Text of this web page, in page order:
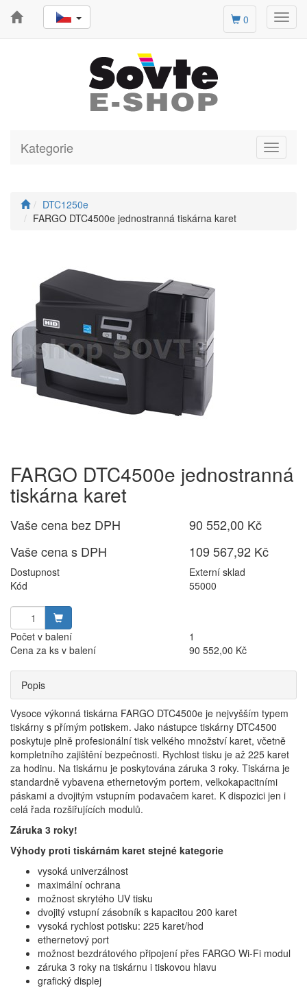
0
Toggle
Kategorie
DTC1250e
FARGO DTC4500e jednostranná tiskárna karet
FARGO DTC4500e jednostranná
tiskárna karet
Vaše cena bez DPH
90 552,00 Kč
Vaše cena s DPH
109 567,92 Kč
Dostupnost
Externí sklad
Kód
55000
Počet v balení
1
Cena za ks v balení
90 552,00 Kč
Popis
Vysoce výkonná tiskárna FARGO DTC4500e je nejvyšším typem
tiskárny s přímým potiskem. Jako nástupce tiskárny DTC4500
poskytuje plně profesionální tisk velkého množství karet, včetně
kompletního zajištění bezpečnosti. Rychlost tisku je až 225 karet
za hodinu. Na tiskárnu je poskytována záruka 3 roky. Tiskárna je
standardně vybavena ethernetovým portem, velkokapacitními
páskami a dvojitým vstupním podavačem karet. K dispozici jen i
celá řada rozšiřujících modulů.
Záruka 3 roky!
Výhody proti tiskárnám karet stejné kategorie
vysoká univerzálnost
maximální ochrana
možnost skrytého UV tisku
dvojitý vstupní zásobník s kapacitou 200 karet
vysoká rychlost potisku: 225 karet/hod
ethernetový port
možnost bezdrátového připojení přes FARGO Wi-Fi modul
záruka 3 roky na tiskárnu i tiskovou hlavu
grafický displej